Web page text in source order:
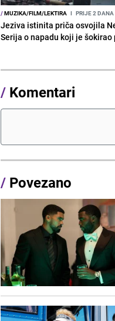
/MUZIKA/FILM/LEKTIRA I PRIJE 2 DANA
Jeziva istinita priča osvojila
Serija o napadu koji je šokirao
/ Komentari
/ Povezano